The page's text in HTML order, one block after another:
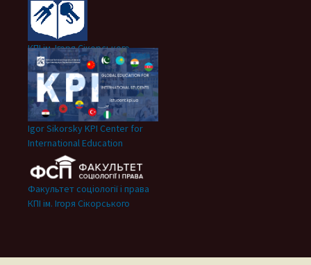
КПІ ім. Ігоря Сікорського
Igor Sikorsky KPI Center for
International Education
Факультет соціології і права
КПІ ім. Ігоря Сікорського